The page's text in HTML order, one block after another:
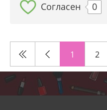
Согласен 0
1 2